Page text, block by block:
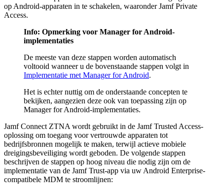
op Android-apparaten in te schakelen, waaronder Jamf Private
Access.
Info: Opmerking voor Manager for Android-
implementaties
De meeste van deze stappen worden automatisch
voltooid wanneer u de bovenstaande stappen volgt in
Implementatie met Manager for Android.
Het is echter nuttig om de onderstaande concepten te
bekijken, aangezien deze ook van toepassing zijn op
Manager for Android-implementaties.
Jamf Connect ZTNA wordt gebruikt in de Jamf Trusted Access-
oplossing om toegang voor vertrouwde apparaten tot
bedrijfsbronnen mogelijk te maken, terwijl actieve mobiele
dreigingsbeveiliging wordt geboden. De volgende stappen
beschrijven de stappen op hoog niveau die nodig zijn om de
implementatie van de Jamf Trust-app via uw Android Enterprise-
compatibele MDM te stroomlijnen: